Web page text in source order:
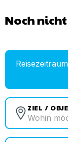
Noch
ZIEL /